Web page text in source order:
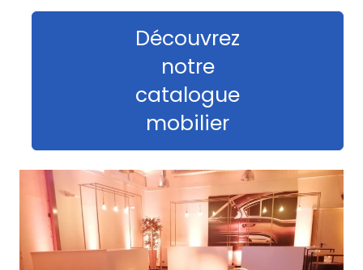
Découvrez
notre
catalogue
mobilier